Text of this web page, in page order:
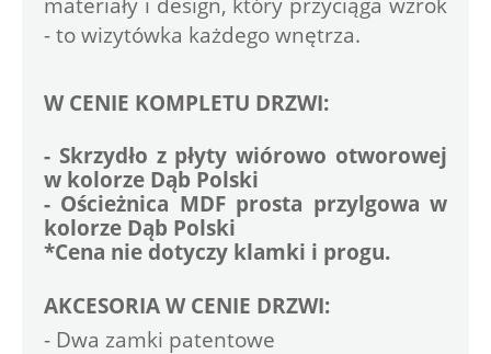
- to wizytówka każdego wnętrza.
W CENIE KOMPLETU DRZWI:
- Skrzydło z płyty wiórowo otworowej
w kolorze Dąb Polski
- Ościeżnica MDF prosta przylgowa w
kolorze Dąb Polski
*Cena nie dotyczy klamki i progu.
AKCESORIA W CENIE DRZWI:
- Dwa zamki patentowe